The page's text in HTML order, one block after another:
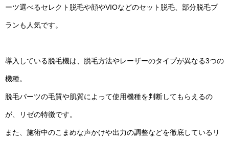
ーツ選べるセレクト脱毛や顔やVIOなどのセット脱毛、部分脱毛プ
ランも人気です。
導入している脱毛機は、脱毛方法やレーザーのタイプが異なる3つの
機種。
脱毛パーツの毛質や肌質によって使用機種を判断してもらえるの
が、リゼの特徴です。
また、施術中のこまめな声かけや出力の調整などを徹底しているリ